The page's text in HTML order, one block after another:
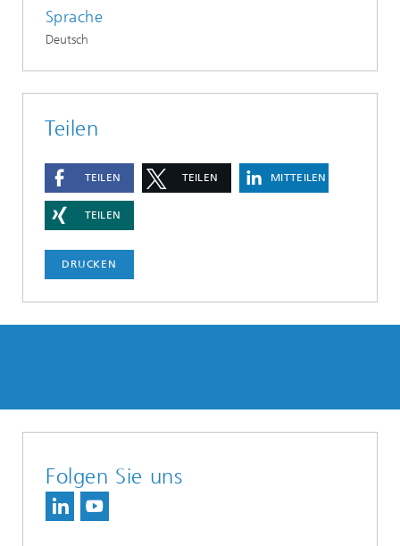
Sprache
Deutsch
Teilen
TEILEN TEILEN MITTEILEN
TEILEN
DRUCKEN
Folgen Sie uns